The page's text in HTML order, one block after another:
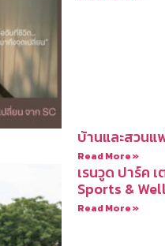
บ้านและสวน
Read More »
เรนวูด ปาร์ค
Sports &
Read More »